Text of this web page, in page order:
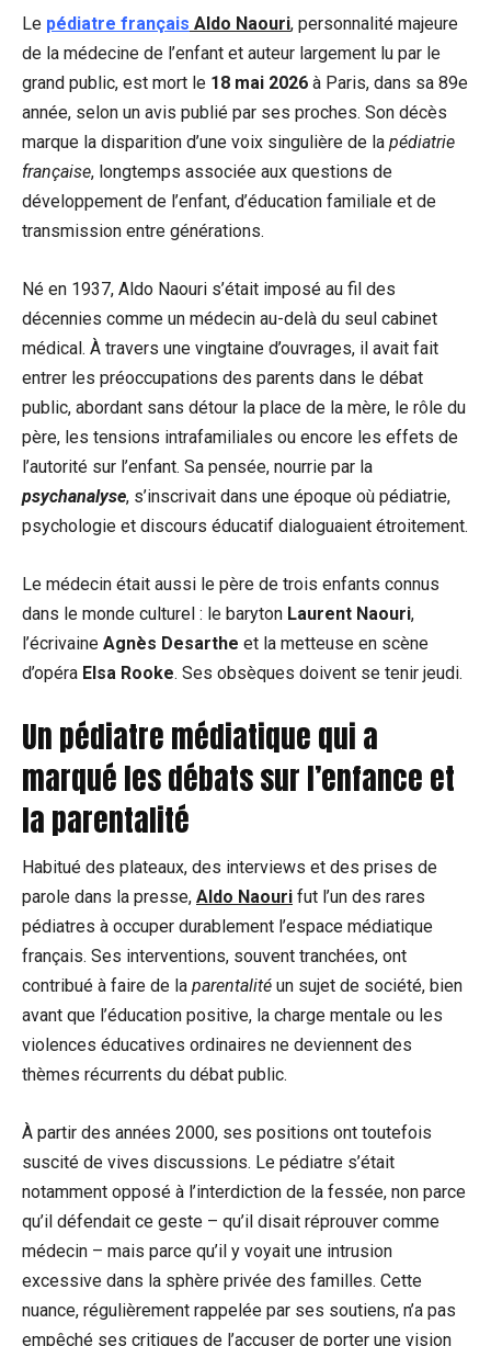
Le pédiatre français Aldo Naouri, personnalité majeure
de la médecine de l’enfant et auteur largement lu par le
grand public, est mort le 18 mai 2026 à Paris, dans sa 89e
année, selon un avis publié par ses proches. Son décès
marque la disparition d’une voix singulière de la pédiatrie
française, longtemps associée aux questions de
développement de l’enfant, d’éducation familiale et de
transmission entre générations.
Né en 1937, Aldo Naouri s’était imposé au fil des
décennies comme un médecin au-delà du seul cabinet
médical. À travers une vingtaine d’ouvrages, il avait fait
entrer les préoccupations des parents dans le débat
public, abordant sans détour la place de la mère, le rôle du
père, les tensions intrafamiliales ou encore les effets de
l’autorité sur l’enfant. Sa pensée, nourrie par la
psychanalyse, s’inscrivait dans une époque où pédiatrie,
psychologie et discours éducatif dialoguaient étroitement.
Le médecin était aussi le père de trois enfants connus
dans le monde culturel : le baryton Laurent Naouri,
l’écrivaine Agnès Desarthe et la metteuse en scène
d’opéra Elsa Rooke. Ses obsèques doivent se tenir jeudi.
Un pédiatre médiatique qui a
marqué les débats sur l’enfance et
la parentalité
Habitué des plateaux, des interviews et des prises de
parole dans la presse, Aldo Naouri fut l’un des rares
pédiatres à occuper durablement l’espace médiatique
français. Ses interventions, souvent tranchées, ont
contribué à faire de la parentalité un sujet de société, bien
avant que l’éducation positive, la charge mentale ou les
violences éducatives ordinaires ne deviennent des
thèmes récurrents du débat public.
À partir des années 2000, ses positions ont toutefois
suscité de vives discussions. Le pédiatre s’était
notamment opposé à l’interdiction de la fessée, non parce
qu’il défendait ce geste – qu’il disait réprouver comme
médecin – mais parce qu’il y voyait une intrusion
excessive dans la sphère privée des familles. Cette
nuance, régulièrement rappelée par ses soutiens, n’a pas
empêché ses critiques de l’accuser de porter une vision